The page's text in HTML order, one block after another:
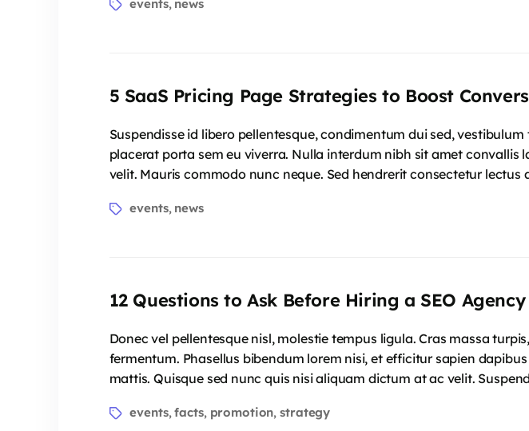
events, news
5 SaaS Pricing Page Strategies to Boost
Suspendisse id libero pellentesque, condimentum dui sed,
placerat porta sem eu viverra. Nulla interdum nibh sit amet
velit. Mauris commodo nunc neque. Sed hendrerit consectetur
events, news
12 Questions to Ask Before Hiring a SEO Agency
Donec vel pellentesque nisl, molestie tempus ligula. Cras massa
fermentum. Phasellus bibendum lorem nisi, et efficitur sapien
mattis. Quisque sed nunc quis nisi aliquam dictum at ac velit.
events,facts, promotion,strategy